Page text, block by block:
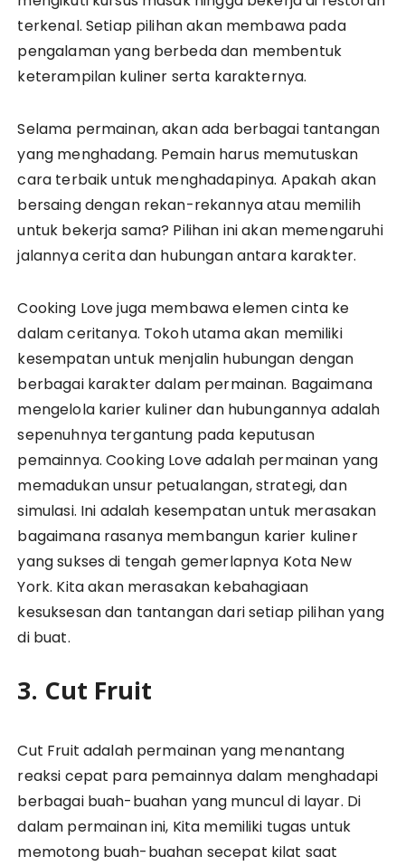
terkenal. Setiap pilihan akan membawa pada
pengalaman yang berbeda dan membentuk
keterampilan kuliner serta karakternya.
Selama permainan, akan ada berbagai tantangan
yang menghadang. Pemain harus memutuskan
cara terbaik untuk menghadapinya. Apakah akan
bersaing dengan rekan-rekannya atau memilih
untuk bekerja sama? Pilihan ini akan memengaruhi
jalannya cerita dan hubungan antara karakter.
Cooking Love juga membawa elemen cinta ke
dalam ceritanya. Tokoh utama akan memiliki
kesempatan untuk menjalin hubungan dengan
berbagai karakter dalam permainan. Bagaimana
mengelola karier kuliner dan hubungannya adalah
sepenuhnya tergantung pada keputusan
pemainnya. Cooking Love adalah permainan yang
memadukan unsur petualangan, strategi, dan
simulasi. Ini adalah kesempatan untuk merasakan
bagaimana rasanya membangun karier kuliner
yang sukses di tengah gemerlapnya Kota New
York. Kita akan merasakan kebahagiaan
kesuksesan dan tantangan dari setiap pilihan yang
di buat.
3. Cut Fruit
Cut Fruit adalah permainan yang menantang
reaksi cepat para pemainnya dalam menghadapi
berbagai buah-buahan yang muncul di layar. Di
dalam permainan ini, Kita memiliki tugas untuk
memotong buah-buahan secepat kilat saat